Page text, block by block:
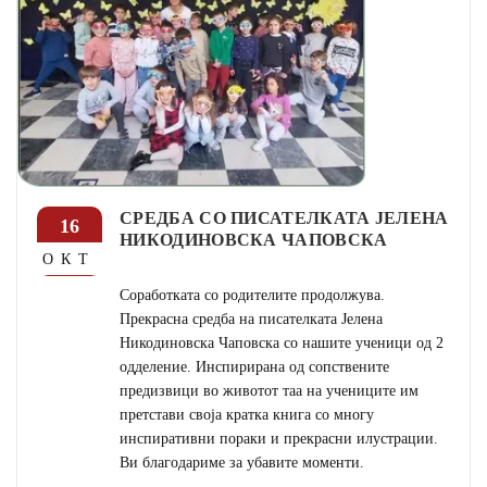
16
ОКТ
СРЕДБА СО ПИСАТЕЛКАТА ЈЕЛЕНА
НИКОДИНОВСКА ЧАПОВСКА
Соработката со родителите продолжува.
Прекрасна средба на писателката Јелена
Никодиновска Чаповска со нашите ученици од 2
одделение. Инспирирана од сопствените
предизвици во животот таа на учениците им
претстави своја кратка книга со многу
инспиративни пораки и прекрасни илустрации.
Ви благодариме за убавите моменти.